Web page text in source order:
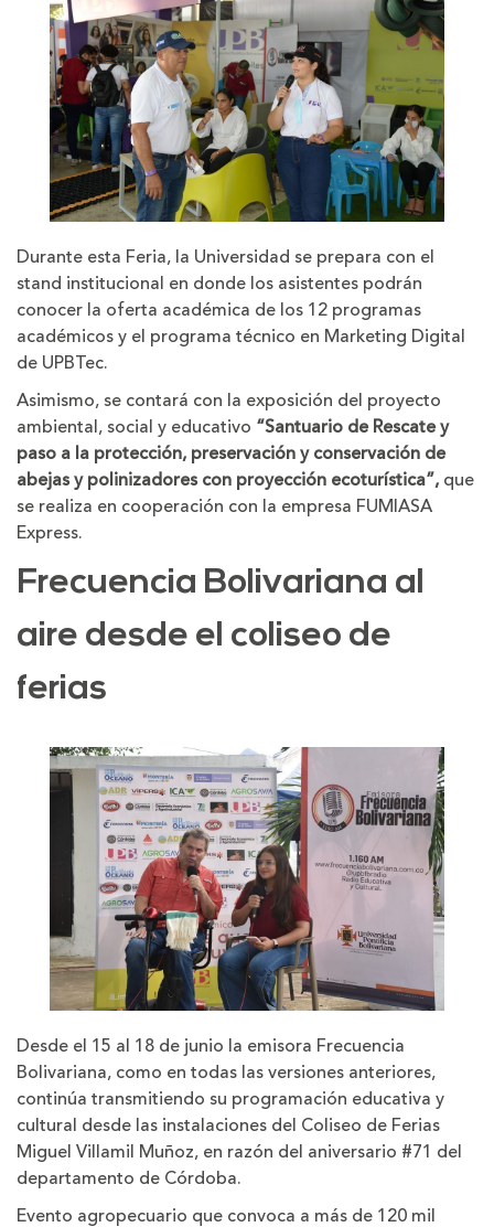
Durante esta Feria, la Universidad se prepara con el
stand institucional en donde los asistentes podrán
conocer la oferta académica de los 12 programas
académicos y el programa técnico en Marketing Digital
de UPBTec.
Asimismo, se contará con la exposición del proyecto
ambiental, social y educativo “Santuario de Rescate y
paso a la protección, preservación y conservación de
abejas y polinizadores con proyección ecoturística”, que
se realiza en cooperación con la empresa FUMIASA
Express.
Frecuencia Bolivariana al
aire desde el coliseo de
ferias
Desde el 15 al 18 de junio la emisora Frecuencia
Bolivariana, como en todas las versiones anteriores,
continúa transmitiendo su programación educativa y
cultural desde las instalaciones del Coliseo de Ferias
Miguel Villamil Muñoz, en razón del aniversario #71 del
departamento de Córdoba.
Evento agropecuario que convoca a más de 120 mil